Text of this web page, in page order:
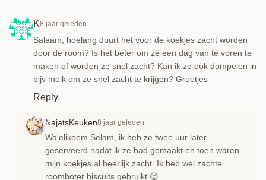
K8 jaar geleden
Salaam, hoelang duurt het voor de koekjes zacht worden
door de room? Is het beter om ze een dag van te voren te
maken of worden ze snel zacht? Kan ik ze ook dompelen in
bijv melk om ze snel zacht te krijgen? Groetjes
Reply
NajatsKeuken8 jaar geleden
Wa’elikoem Selam, ik heb ze twee uur later
geserveerd nadat ik ze had gemaakt en toen waren
mijn koekjes al heerlijk zacht. Ik heb wel zachte
roomboter biscuits gebruikt 😉